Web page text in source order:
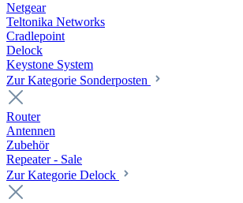
Netgear
Teltonika Networks
Cradlepoint
Delock
Keystone System
Zur Kategorie Sonderposten
Router
Antennen
Zubehör
Repeater - Sale
Zur Kategorie Delock